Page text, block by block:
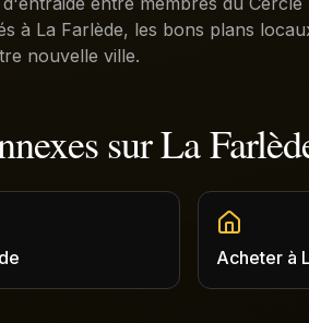
à La Farlède, les bons plans
nouvelle ville.
surLa
Acheter à